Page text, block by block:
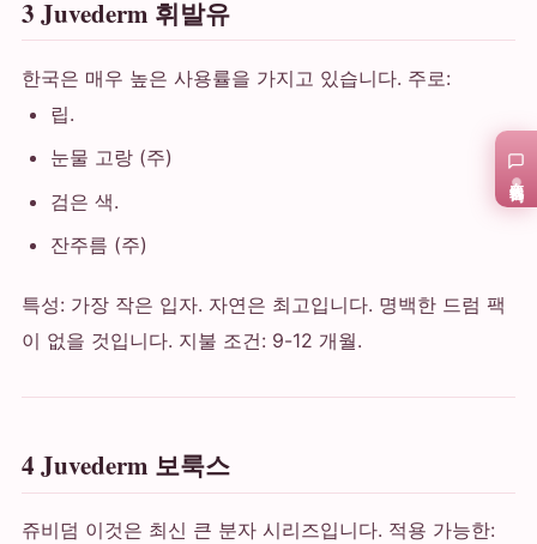
3 Juvederm 휘발유
한국은 매우 높은 사용률을 가지고 있습니다. 주로:
립.
눈물 고랑 (주)
검은 색.
잔주름 (주)
특성: 가장 작은 입자. 자연은 최고입니다. 명백한 드럼 팩
이 없을 것입니다. 지불 조건: 9-12 개월.
4 Juvederm 보룩스
쥬비덤 이것은 최신 큰 분자 시리즈입니다. 적용 가능한: